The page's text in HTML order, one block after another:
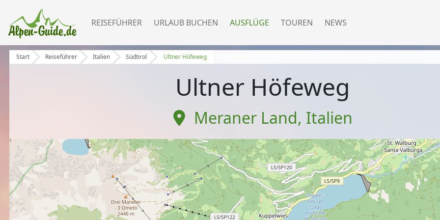
REISEFÜHRER URLAUB BUCHEN AUSFLÜGE TOUREN NEWS
Start Reiseführer Italien Südtirol Ultner Höfeweg
Ultner Höfeweg
Meraner Land, Italien